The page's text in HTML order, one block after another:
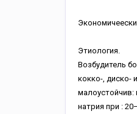
Этиология.
Возбудитель
кокко-, диско-
малоустойчив:
натрия при :